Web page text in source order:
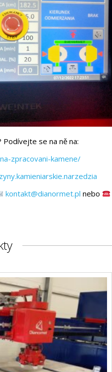
se na ně na:
zpracovani-kamene/
kontakt@dianormet.pl nebo